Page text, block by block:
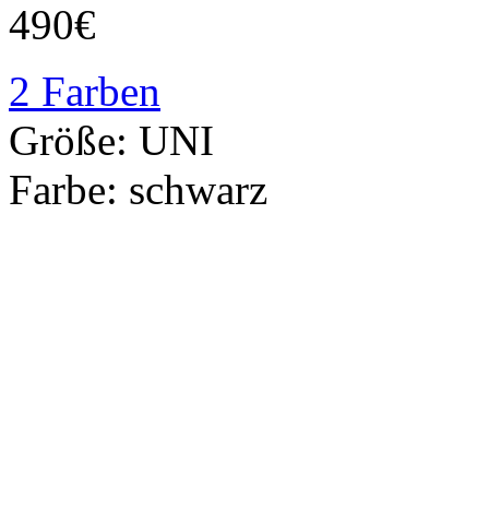
490€
2 Farben
Größe: UNI
Farbe: schwarz